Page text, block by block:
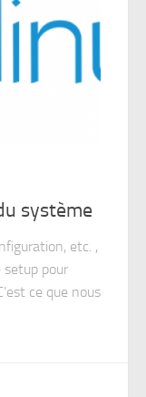
système
etc. ,
setup pour
ce que nous